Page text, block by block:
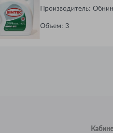
Производитель:
Объем: 3